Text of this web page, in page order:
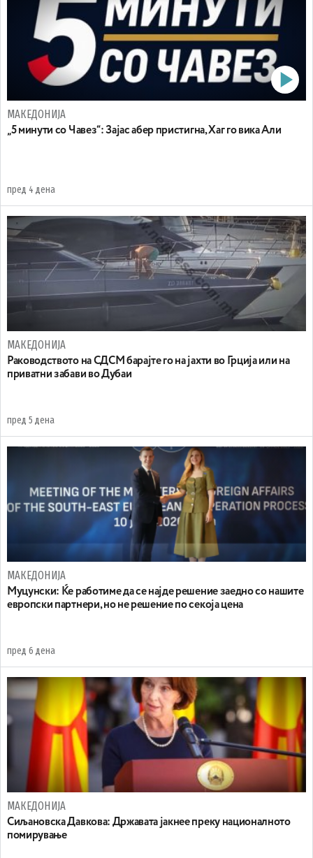
МАКЕДОНИЈА
„5 минути со Чавез“: Зајас абер пристигна, Хаг го вика Али
пред 4 дена
МАКЕДОНИЈА
Раководството на СДСМ барајте го на јахти во Грција или на
приватни забави во Дубаи
пред 5 дена
МАКЕДОНИЈА
Муцунски: Ќе работиме да се најде решение заедно со нашите
европски партнери, но не решение по секоја цена
пред 6 дена
МАКЕДОНИЈА
Сиљановска Давкова: Државата јакнее преку националното
помирување